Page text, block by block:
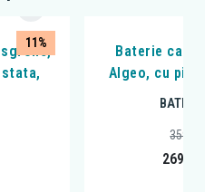
11%
Baterie cada -
Algeo, cu pipa
BATERII
269,00
359,99